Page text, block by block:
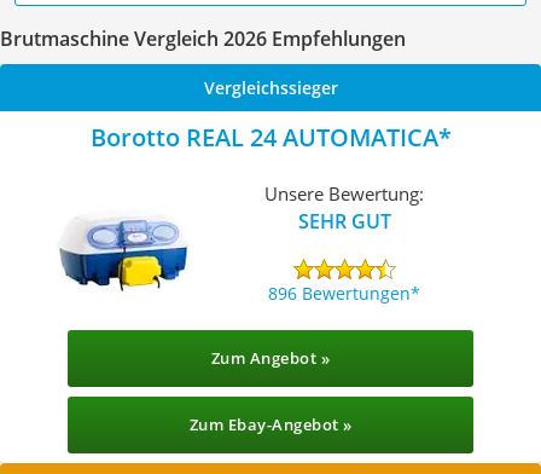
Brutmaschine Vergleich 2026 Empfehlungen
Vergleichssieger
Borotto REAL 24 AUTOMATICA
Unsere Bewertung:
SEHR GUT
896 Bewertungen
Zum Angebot »
Zum Ebay-Angebot »